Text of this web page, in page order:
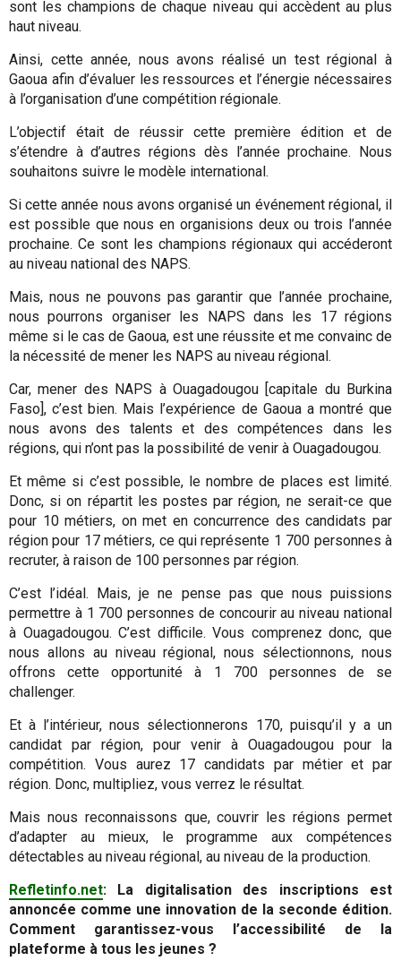
sont les champions de chaque niveau qui accèdent au plus
haut niveau.
Ainsi, cette année, nous avons réalisé un test régional à
Gaoua afin d’évaluer les ressources et l’énergie nécessaires
à l’organisation d’une compétition régionale.
L’objectif était de réussir cette première édition et de
s’étendre à d’autres régions dès l’année prochaine. Nous
souhaitons suivre le modèle international.
Si cette année nous avons organisé un événement régional, il
est possible que nous en organisions deux ou trois l’année
prochaine. Ce sont les champions régionaux qui accéderont
au niveau national des NAPS.
Mais, nous ne pouvons pas garantir que l’année prochaine,
nous pourrons organiser les NAPS dans les 17 régions
même si le cas de Gaoua, est une réussite et me convainc de
la nécessité de mener les NAPS au niveau régional.
Car, mener des NAPS à Ouagadougou [capitale du Burkina
Faso], c’est bien. Mais l’expérience de Gaoua a montré que
nous avons des talents et des compétences dans les
régions, qui n’ont pas la possibilité de venir à Ouagadougou.
Et même si c’est possible, le nombre de places est limité.
Donc, si on répartit les postes par région, ne serait-ce que
pour 10 métiers, on met en concurrence des candidats par
région pour 17 métiers, ce qui représente 1 700 personnes à
recruter, à raison de 100 personnes par région.
C’est l’idéal. Mais, je ne pense pas que nous puissions
permettre à 1 700 personnes de concourir au niveau national
à Ouagadougou. C’est difficile. Vous comprenez donc, que
nous allons au niveau régional, nous sélectionnons, nous
offrons cette opportunité à 1 700 personnes de se
challenger.
Et à l’intérieur, nous sélectionnerons 170, puisqu’il y a un
candidat par région, pour venir à Ouagadougou pour la
compétition. Vous aurez 17 candidats par métier et par
région. Donc, multipliez, vous verrez le résultat.
Mais nous reconnaissons que, couvrir les régions permet
d’adapter au mieux, le programme aux compétences
détectables au niveau régional, au niveau de la production.
Refletinfo.net: La digitalisation des inscriptions est
annoncée comme une innovation de la seconde édition.
Comment garantissez-vous l’accessibilité de la
plateforme à tous les jeunes ?